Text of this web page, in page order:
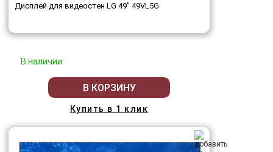
Дисплей для видеостен LG 49" 49VL5G
В наличии
В КОРЗИНУ
Купить в 1 клик